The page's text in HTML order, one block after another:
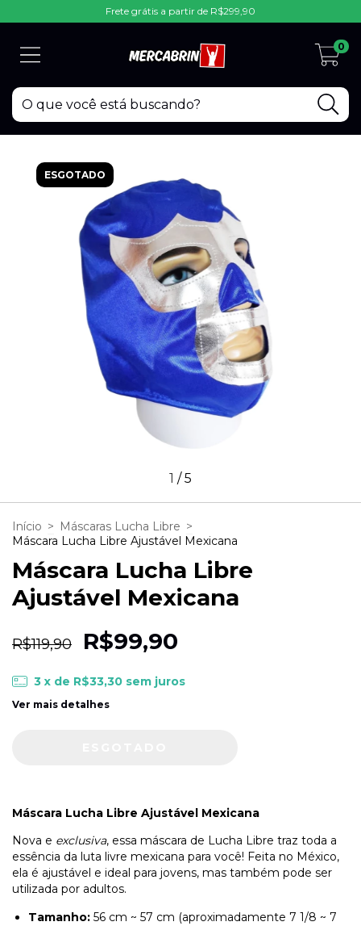
Frete grátis a partir de R$299,90
0
ESGOTADO
1 /5
Início > Máscaras Lucha Libre >
Máscara Lucha Libre Ajustável Mexicana
Máscara Lucha Libre
Ajustável Mexicana
R$119,90 R$99,90
3 x de R$33,30 sem juros
Ver mais detalhes
Máscara Lucha Libre Ajustável Mexicana
Nova e exclusiva, essa máscara de Lucha Libre traz toda a
essência da luta livre mexicana para você! Feita no México,
ela é ajustável e ideal para jovens, mas também pode ser
utilizada por adultos.
Tamanho: 56 cm ~ 57 cm (aproximadamente 7 1/8 ~ 7